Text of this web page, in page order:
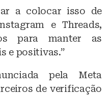
a colocar isso de
e Threads,
para manter as
​​e positivas.”
pela Meta
de verificação